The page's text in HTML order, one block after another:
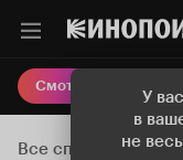
У
в
не
Смотреть кино
Все списки